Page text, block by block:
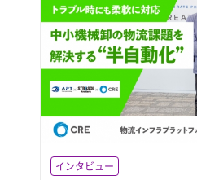
インタビュー